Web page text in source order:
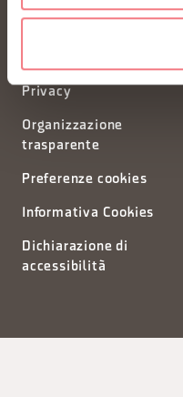
Privacy
Organizzazione
trasparente
Preferenze cookies
Informativa Cookies
Dichiarazione di
accessibilità